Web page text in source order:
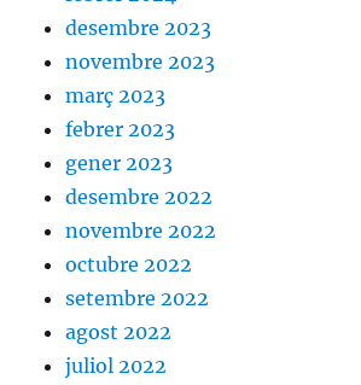
desembre 2023
novembre 2023
març 2023
febrer 2023
gener 2023
desembre 2022
novembre 2022
octubre 2022
setembre 2022
agost 2022
juliol 2022